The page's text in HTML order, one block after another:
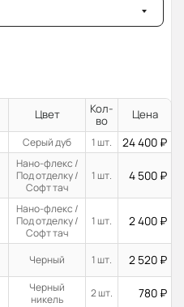
Цвет
Кол-
во
Цена
Серый дуб 1 шт. 24 400 ₽
Нано-флекс /
Под отделку /
Софт тач
1 шт. 4 500 ₽
Нано-флекс /
Под отделку /
Софт тач
1 шт. 2 400 ₽
Черный 1 шт. 2 520 ₽
Черный
никель
2 шт. 780 ₽